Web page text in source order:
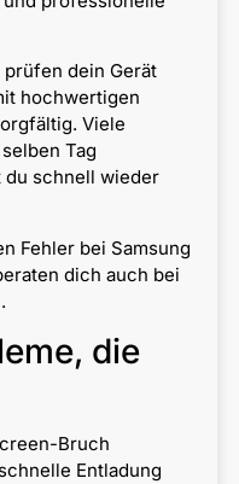
dein Gerät
hochwertigen
Viele
Tag
du schnell wieder
Fehler bei Samsung
dich auch bei
die
Bruch
Entladung